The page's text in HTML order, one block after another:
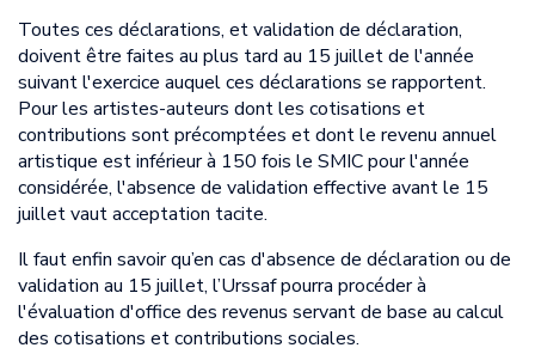
Toutes ces déclarations, et validation de déclaration,
doivent être faites au plus tard au 15 juillet de l'année
suivant l'exercice auquel ces déclarations se rapportent.
Pour les artistes-auteurs dont les cotisations et
contributions sont précomptées et dont le revenu annuel
artistique est inférieur à 150 fois le SMIC pour l'année
considérée, l'absence de validation effective avant le 15
juillet vaut acceptation tacite.
Il faut enfin savoir qu’en cas d'absence de déclaration ou de
validation au 15 juillet, l’Urssaf pourra procéder à
l'évaluation d'office des revenus servant de base au calcul
des cotisations et contributions sociales.